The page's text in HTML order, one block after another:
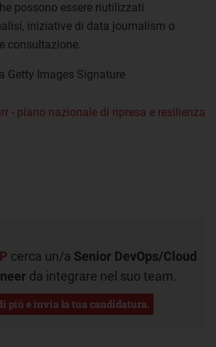
possono essere riutilizzati
iniziative di data journalism o
consultazione.
Getty Images Signature
- piano nazionale di ripresa e resilienza
cerca un/a Senior DevOps/Cloud
da integrare nel suo team.
più e invia la tua candidatura.